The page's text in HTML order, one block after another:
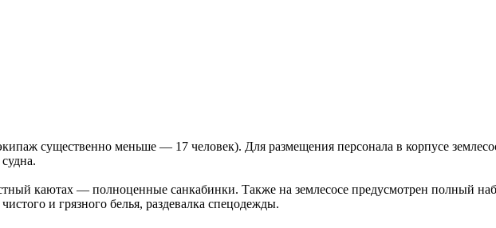
существенно меньше — 17 человек). Для размещения персонала в корпусе
каютах — полноценные санкабинки. Также на землесосе предусмотрен полный
и грязного белья, раздевалка спецодежды.